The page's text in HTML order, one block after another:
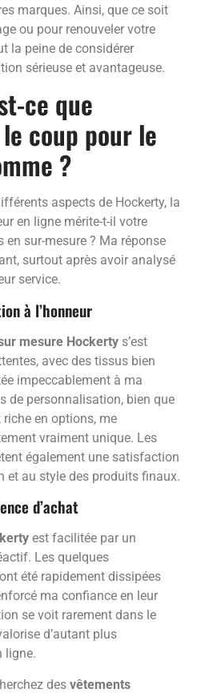
marques. Ainsi, que ce soit
ou pour renouveler votre
la peine de considérer
sérieuse et avantageuse.
ce que
coup pour le
?
aspects de Hockerty, la
en ligne mérite-t-il votre
sur-mesure ? Ma réponse
surtout après avoir analysé
service.
à l’honneur
mesure Hockerty s’est
avec des tissus bien
impeccablement à ma
de personnalisation, bien que
en options, me
vraiment unique. Les
également une satisfaction
et au style des produits finaux.
d’achat
est facilitée par un
Les quelques
été rapidement dissipées
ma confiance en leur
se voit rarement dans le
d’autant plus
ligne.
des vêtements